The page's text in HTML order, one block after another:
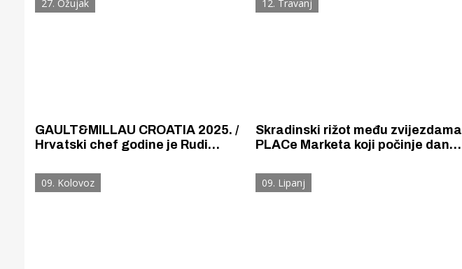
27. Ožujak
GAULT&MILLAU CROATIA 2025. /
Hrvatski chef godine je Rudi
restorana „Pelegrini” u Šibeniku.
12. Travanj
Skradinski rižot među zvijezdama
PLACe Marketa koji počinje danas
09. Kolovoz 09. Lipanj